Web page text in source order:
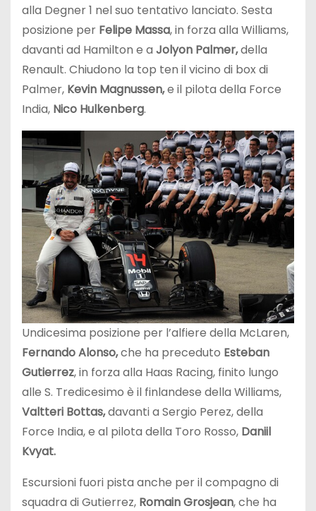
alla Degner 1 nel suo tentativo lanciato. Sesta
posizione per Felipe Massa, in forza alla Williams,
davanti ad Hamilton e a Jolyon Palmer,della
Renault. Chiudono la top ten il vicino di box di
Palmer, Kevin Magnussen,e il pilota della Force
India, Nico Hulkenberg.
Undicesima posizione per l’alfiere della McLaren,
Fernando Alonso,che ha preceduto Esteban
Gutierrez, in forza alla Haas Racing, finito lungo
alle S. Tredicesimo è il finlandese della Williams,
Valtteri Bottas,davanti a Sergio Perez, della
Force India, e al pilota della Toro Rosso, Daniil
Kvyat.
Escursioni fuori pista anche per il compagno di
squadra di Gutierrez, Romain Grosjean, che ha